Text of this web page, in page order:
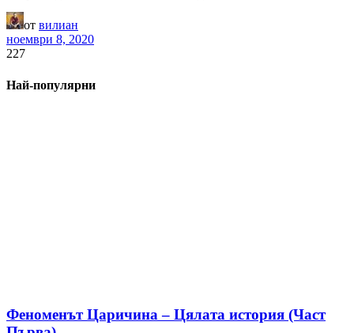
от вилиан
ноември 8, 2020
227
Най-популярни
Феноменът Царичина – Цялата история (Част